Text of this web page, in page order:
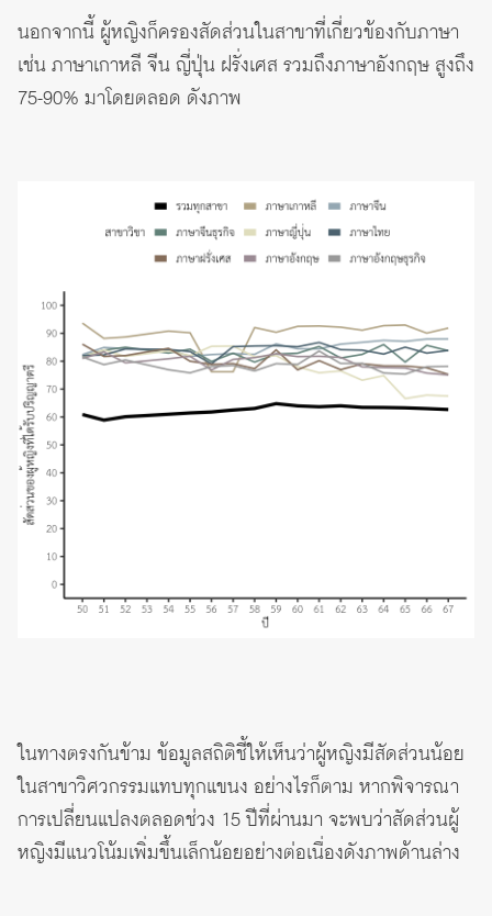
นอกจากนี้ ผู้หญิงก็ครองสัดส่วนในสาขาที่เกี่ยวข้องกับภาษา
เช่น ภาษาเกาหลี จีน ญี่ปุ่น ฝรั่งเศส รวมถึงภาษาอังกฤษ สูงถึง
75-90% มาโดยตลอด ดังภาพ
ในทางตรงกันข้าม ข้อมูลสถิติชี้ให้เห็นว่าผู้หญิงมีสัดส่วนน้อย
ในสาขาวิศวกรรมแทบทุกแขนง อย่างไรก็ตาม หากพิจารณา
การเปลี่ยนแปลงตลอดช่วง 15 ปีที่ผ่านมา จะพบว่าสัดส่วนผู้
หญิงมีแนวโน้มเพิ่มขึ้นเล็กน้อยอย่างต่อเนื่องดังภาพด้านล่าง